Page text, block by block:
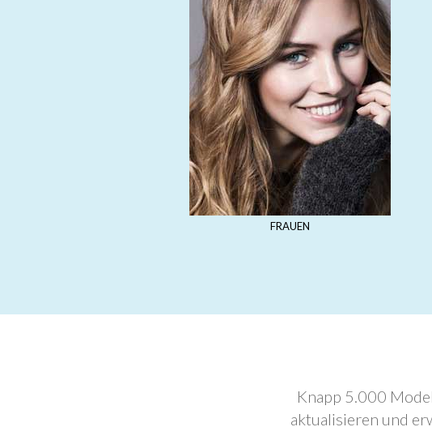
FRAUEN
Knapp 5.000
aktualisieren und